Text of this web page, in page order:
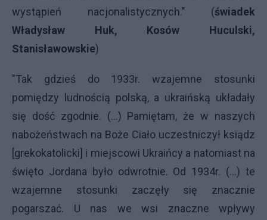
wystąpień nacjonalistycznych." (świadek
Władysław Huk, Kosów Huculski,
Stanisławowskie)
"Tak gdzieś do 1933r. wzajemne stosunki
pomiędzy ludnością polską, a ukraińską układały
się dość zgodnie. (...) Pamiętam, że w naszych
nabożeństwach na Boże Ciało uczestniczył ksiądz
[grekokatolicki] i miejscowi Ukraińcy a natomiast na
święto Jordana było odwrotnie. Od 1934r. (...) te
wzajemne stosunki zaczęły się znacznie
pogarszać. U nas we wsi znaczne wpływy